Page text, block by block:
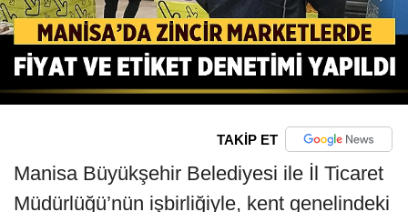
TAKİP ET
Manisa Büyükşehir Belediyesi ile İl Ticaret
Müdürlüğü’nün işbirliğiyle, kent genelindeki